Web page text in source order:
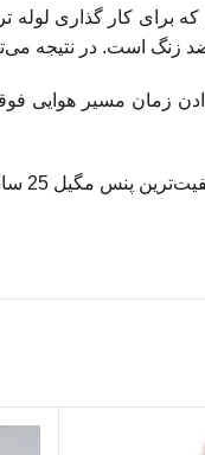
25 سانتی متر است. دو سر
است. در نتیجه
دادن زمان مسیر
برای